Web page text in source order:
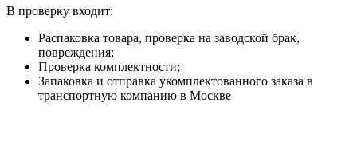
В проверку входит:
Распаковка товара, проверка на заводской брак,
повреждения;
Проверка комплектности;
Запаковка и отправка укомплектованного заказа в
транспортную компанию в Москве